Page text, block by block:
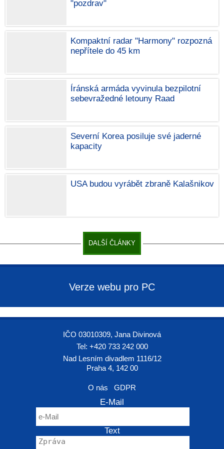
"pozdrav"
Kompaktní radar "Harmony" rozpozná
nepřítele do 45 km
Íránská armáda vyvinula bezpilotní
sebevražedné letouny Raad
Severní Korea posiluje své jaderné
kapacity
USA budou vyrábět zbraně Kalašnikov
DALŠÍ ČLÁNKY
Verze webu pro PC
IČO 03010309, Jana Divinová
Tel: +420 733 242 000
Nad Lesním divadlem 1116/12
Praha 4, 142 00
O nás GDPR
E-Mail
Text